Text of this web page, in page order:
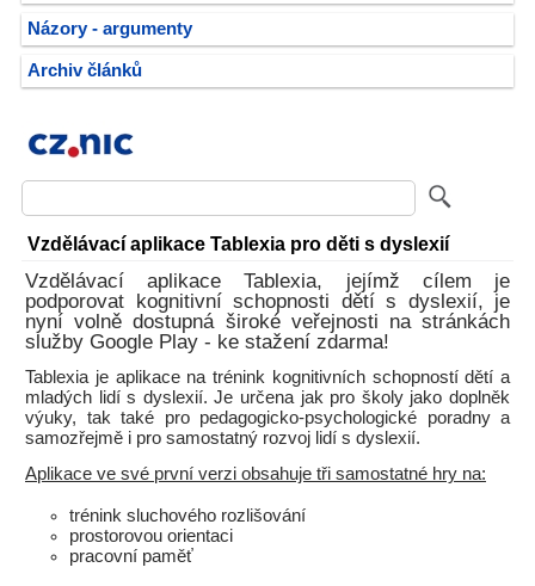
Názory - argumenty
Archiv článků
Vzdělávací aplikace Tablexia pro děti s dyslexií
Vzdělávací aplikace Tablexia, jejímž cílem je
podporovat kognitivní schopnosti dětí s dyslexií, je
nyní volně dostupná široké veřejnosti na stránkách
služby Google Play - ke stažení zdarma!
Tablexia je aplikace na trénink kognitivních schopností dětí a
mladých lidí s dyslexií. Je určena jak pro školy jako doplněk
výuky, tak také pro pedagogicko-psychologické poradny a
samozřejmě i pro samostatný rozvoj lidí s dyslexií.
Aplikace ve své první verzi obsahuje tři samostatné hry na:
trénink sluchového rozlišování
prostorovou orientaci
pracovní paměť